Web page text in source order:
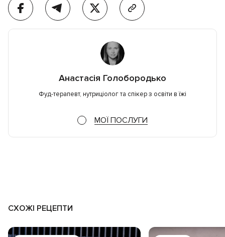
Анастасія Голобородько
Фуд-терапевт, нутриціолог та спікер з освіти в їжі
МОЇ ПОСЛУГИ
СХОЖІ РЕЦЕПТИ